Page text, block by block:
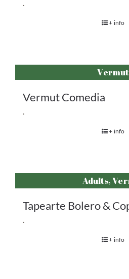
.
+ info
Vermut
Vermut Comedia
.
+ info
Adults,
Tapearte Bolero &
.
+ info